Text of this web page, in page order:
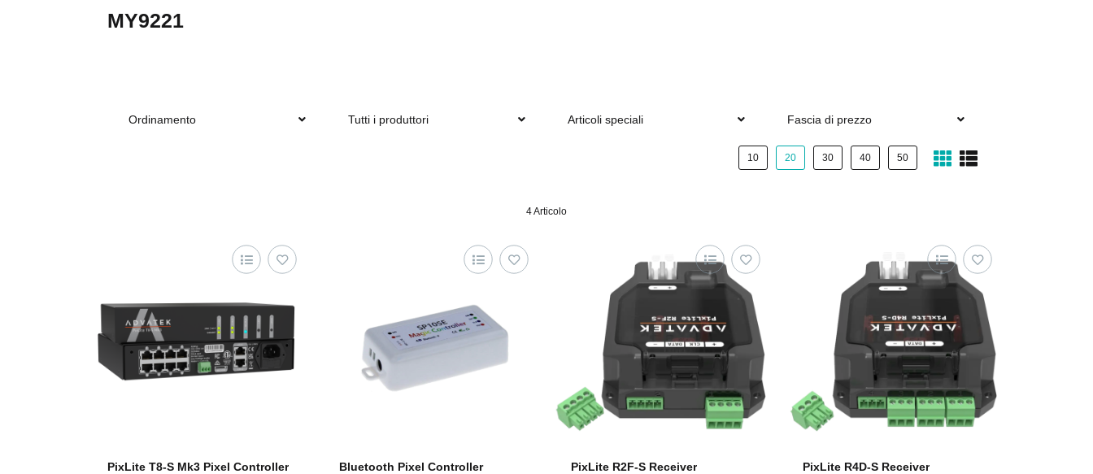
MY9221
Ordinamento Tutti i produttori Articoli speciali Fascia di prezzo
10 20 30 40 50
4 Articolo
PixLite T8-S Mk3 Pixel Controller
Bluetooth Pixel Controller
PixLite R2F-S Receiver PixLite R4D-S Receiver